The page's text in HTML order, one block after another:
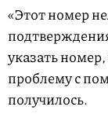
«Этот номер
указать
проблему с
получилось.